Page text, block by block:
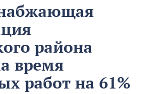
района
время
работ на 61%